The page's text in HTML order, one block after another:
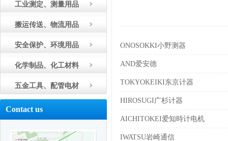
工业测定、测量用品
搬运传送、物流用品
安全保护、环境用品
化学制品、化工材料
五金工具、配管电材
Contact us
ONOSOKKI小野测器
AND爱安德
TOKYOKEIKI东京计器
HIROSUGI广杉计器
AICHITOKEI爱知時计电机
IWATSU岩崎通信